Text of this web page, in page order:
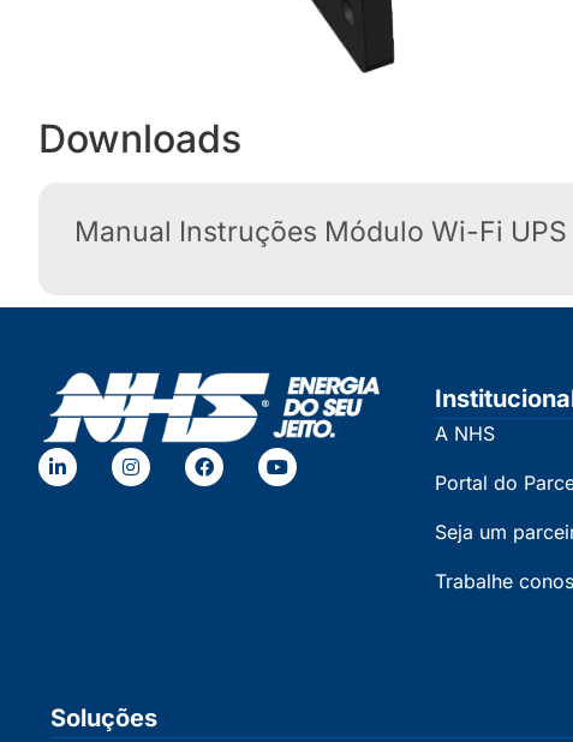
Downloads
Manual Instruções Módulo Wi-Fi UPS
A NHS
Portal do
Seja um
Trabalhe
Soluções